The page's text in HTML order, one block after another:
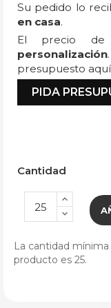
Su pedido lo
en casa.
El precio
personalización
presupuesto
PIDA
Cantidad
La cantidad
producto es 25.